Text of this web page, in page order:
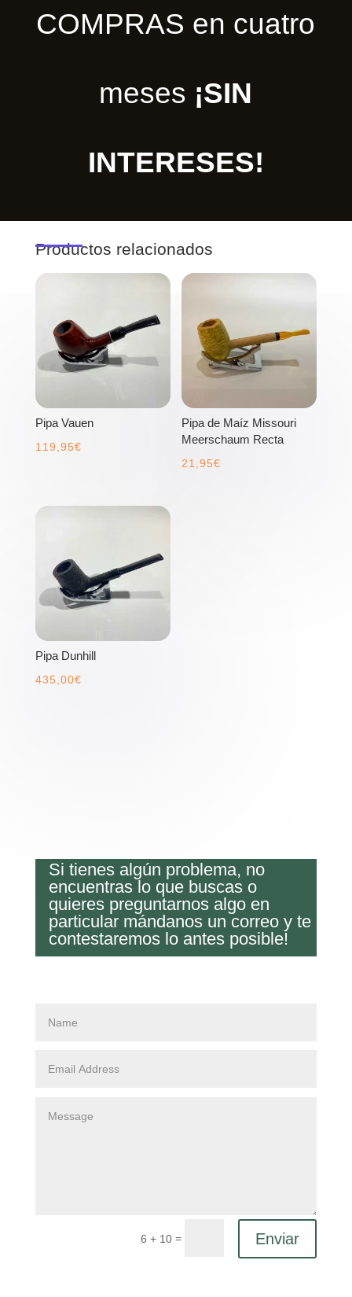
COMPRAS en cuatro
meses ¡SIN
INTERESES!
Productos relacionados
Pipa Vauen
119,95€
Pipa de Maíz Missouri
Meerschaum Recta
21,95€
Pipa Dunhill
435,00€
Si tienes algún problema, no
encuentras lo que buscas o
quieres preguntarnos algo en
particular mándanos un correo y te
contestaremos lo antes posible!
6 + 10 = Enviar